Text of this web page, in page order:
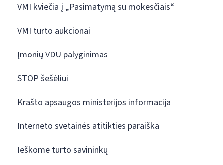
VMI kviečia į „Pasimatymą su mokesčiais“
VMI turto aukcionai
Įmonių VDU palyginimas
STOP šešėliui
Krašto apsaugos ministerijos informacija
Interneto svetainės atitikties paraiška
Ieškome turto savininkų